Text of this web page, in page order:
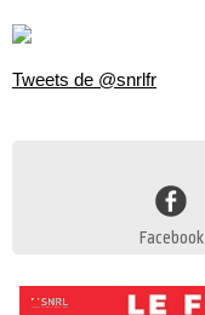
Tweets de @snrlfr
Facebook